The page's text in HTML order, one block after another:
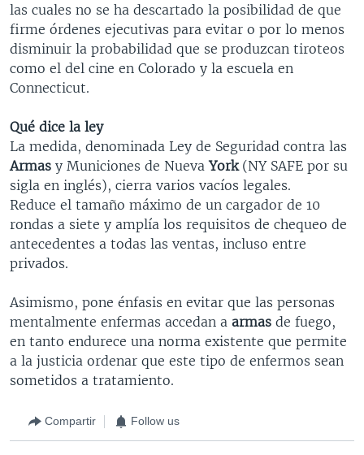
las cuales no se ha descartado la posibilidad de que
firme órdenes ejecutivas para evitar o por lo menos
disminuir la probabilidad que se produzcan tiroteos
como el del cine en Colorado y la escuela en
Connecticut.
Qué dice la ley
La medida, denominada Ley de Seguridad contra las
Armas y Municiones de NuevaYork(NY SAFE por su
sigla en inglés), cierra varios vacíos legales.
Reduce el tamaño máximo de un cargador de 10
rondas a siete y amplía los requisitos de chequeo de
antecedentes a todas las ventas, incluso entre
privados.
Asimismo, pone énfasis en evitar que las personas
mentalmente enfermas accedan a armas de fuego,
en tanto endurece una norma existente que permite
a la justicia ordenar que este tipo de enfermos sean
sometidos a tratamiento.
Compartir Follow us